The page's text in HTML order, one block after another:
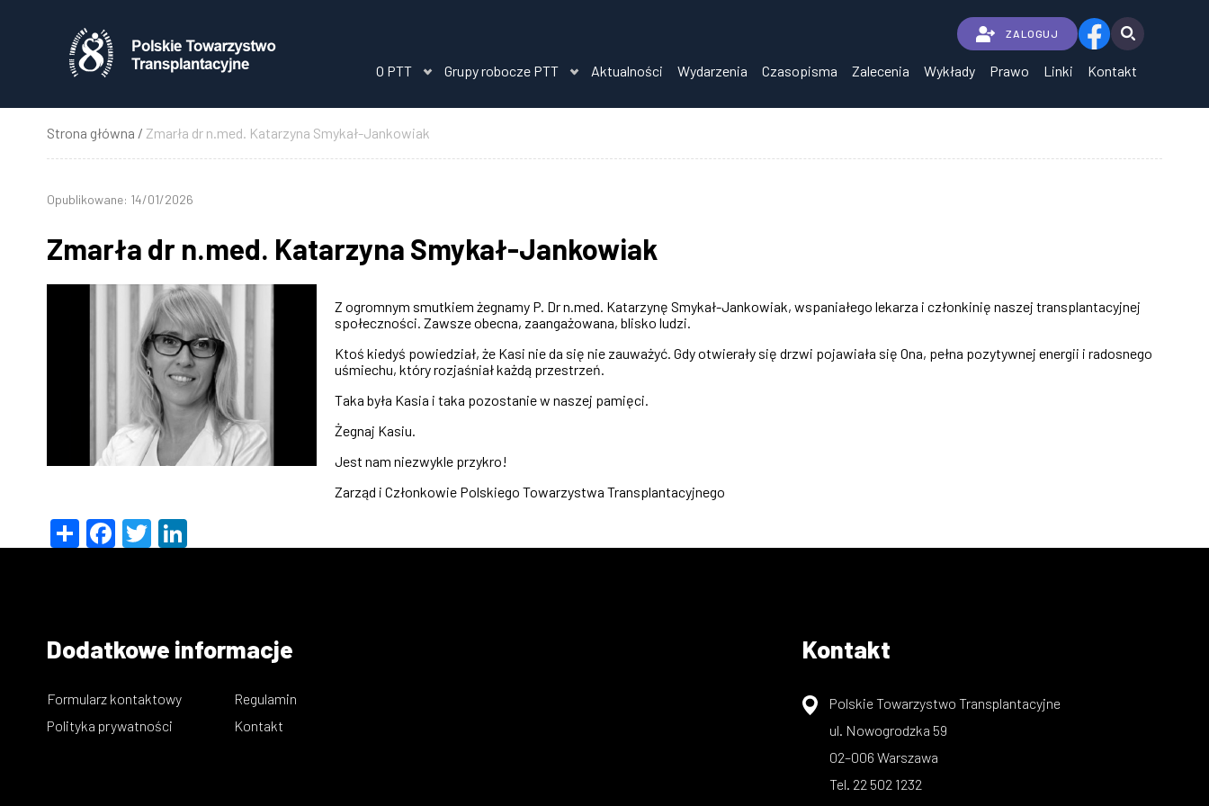
ZALOGUJ
O PTT Grupy robocze PTT Aktualności Wydarzenia Czasopisma Zalecenia Wykłady Prawo Linki Kontakt
Ścieżka
nawigacyjna
Strona główna Zmarła dr n.med. Katarzyna Smykał-Jankowiak
Opublikowane: 14/01/2026
Zmarła dr n.med. Katarzyna Smykał-Jankowiak
Z ogromnym smutkiem żegnamy P. Dr n.med. Katarzynę Smykał-Jankowiak, wspaniałego lekarza i członkinię naszej transplantacyjnej
społeczności. Zawsze obecna, zaangażowana, blisko ludzi.
Ktoś kiedyś powiedział, że Kasi nie da się nie zauważyć. Gdy otwierały się drzwi pojawiała się Ona, pełna pozytywnej energii i radosnego
uśmiechu, który rozjaśniał każdą przestrzeń.
Taka była Kasia i taka pozostanie w naszej pamięci.
Żegnaj Kasiu.
Jest nam niezwykle przykro!
Zarząd i Członkowie Polskiego Towarzystwa Transplantacyjnego
ShareFacebook
Twitter
Dodatkowe informacje
Formularz kontaktowy
Polityka prywatności
Regulamin
Kontakt
Kontakt
Polskie Towarzystwo Transplantacyjne
ul. Nowogrodzka 59
02–006 Warszawa
Tel. 22 502 1232